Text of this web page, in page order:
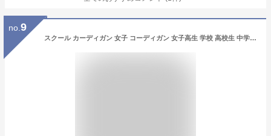
no. 9
スクール カーディガン 女子 コーディガン 女子高生 学校 高校生 中学生 制服 スクールセーター Vネック 無地 長袖 スクールニット ニット レディース 学生服 入学 通学 セーター 体型 カバー シンプル 春 秋 冬